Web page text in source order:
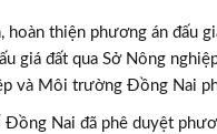
thiện phương án đấu
giá đất qua Sở Nông
và Môi trường Đồng Nai
Đồng Nai đã phê duyệt